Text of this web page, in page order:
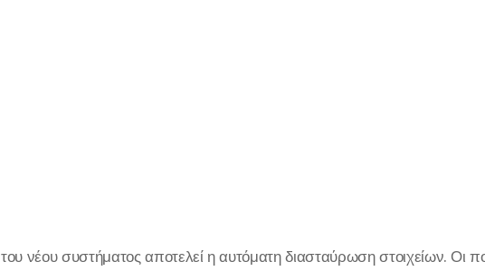
του νέου συστήματος αποτελεί η αυτόματη διασταύρωση στοιχείων. Οι